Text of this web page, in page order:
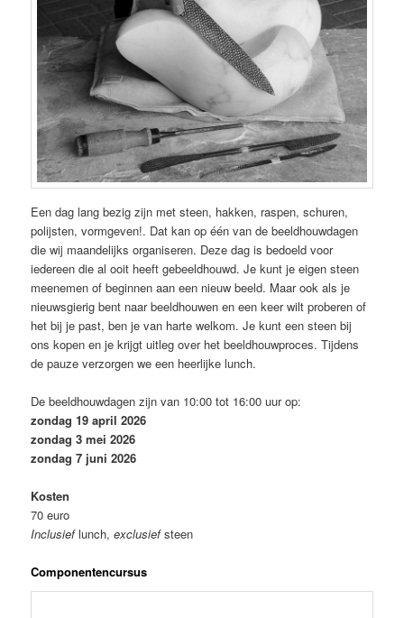
Een dag lang bezig zijn met steen, hakken, raspen, schuren,
polijsten, vormgeven!. Dat kan op één van de beeldhouwdagen
die wij maandelijks organiseren. Deze dag is bedoeld voor
iedereen die al ooit heeft gebeeldhouwd. Je kunt je eigen steen
meenemen of beginnen aan een nieuw beeld. Maar ook als je
nieuwsgierig bent naar beeldhouwen en een keer wilt proberen of
het bij je past, ben je van harte welkom. Je kunt een steen bij
ons kopen en je krijgt uitleg over het beeldhouwproces. Tijdens
de pauze verzorgen we een heerlijke lunch.
De beeldhouwdagen zijn van 10:00 tot 16:00 uur op:
zondag 19 april 2026
zondag 3 mei 2026
zondag 7 juni 2026
Kosten
70 euro
Inclusieflunch,exclusiefsteen
Componentencursus